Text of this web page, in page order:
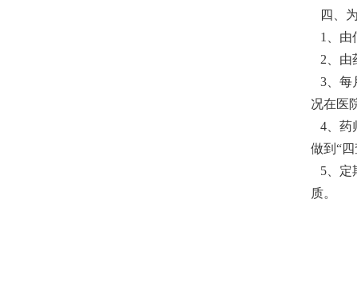
四、
1、由
2、由
3、每
况在医
4、药
做到“
5、定
质。